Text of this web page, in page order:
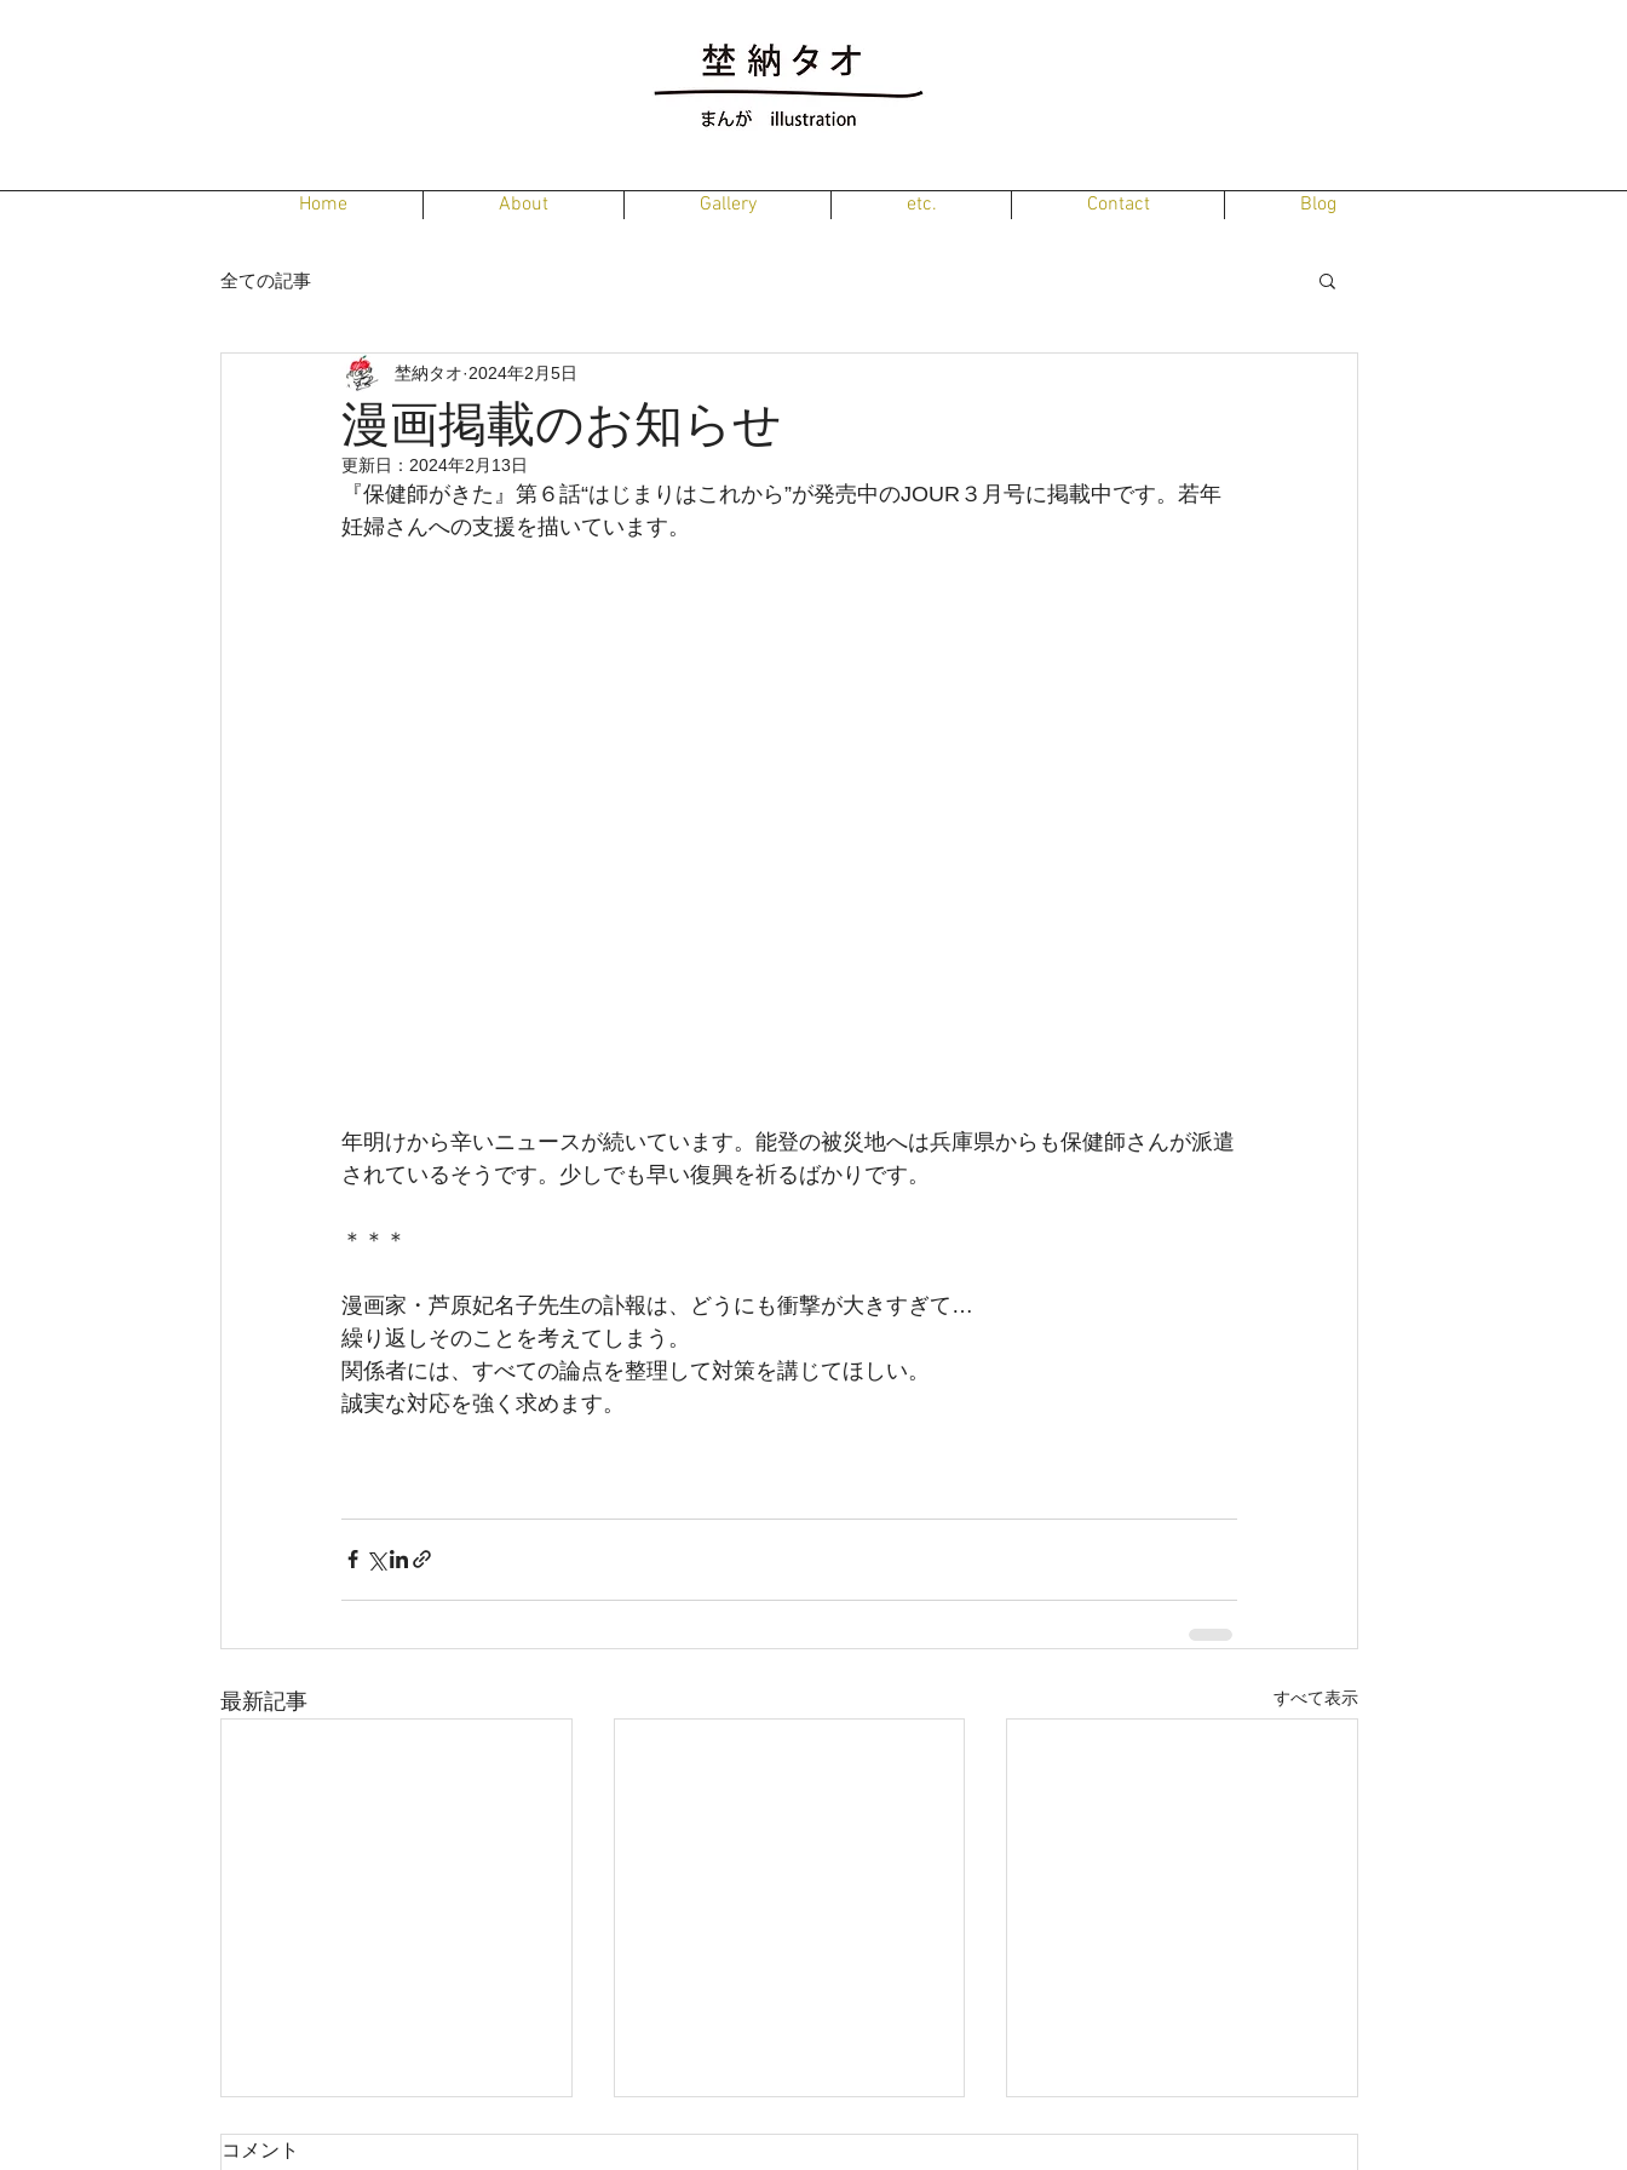
Home About Gallery etc. Contact Blog
全ての記事
漫画掲載のお知らせ
埜納タオ 2024年2月5日
更新日： 2024年2月13日
『保健師がきた』第６話“はじまりはこれから”が発売中のJOUR３月号に掲載中です。若年
妊婦さんへの支援を描いています。
年明けから辛いニュースが続いています。能登の被災地へは兵庫県からも保健師さんが派遣
されているそうです。少しでも早い復興を祈るばかりです。
＊＊＊
漫画家・芦原妃名子先生の訃報は、どうにも衝撃が大きすぎて…
繰り返しそのことを考えてしまう。
関係者には、すべての論点を整理して対策を講じてほしい。
誠実な対応を強く求めます。
最新記事 すべて表示
コメント